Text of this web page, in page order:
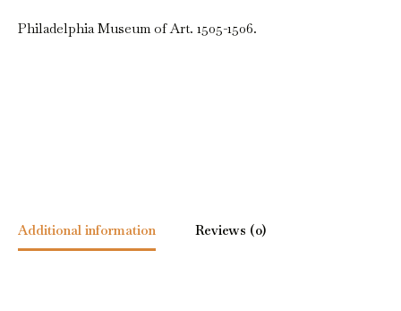
Philadelphia Museum of Art. 1505-1506.
Additional information Reviews (0)